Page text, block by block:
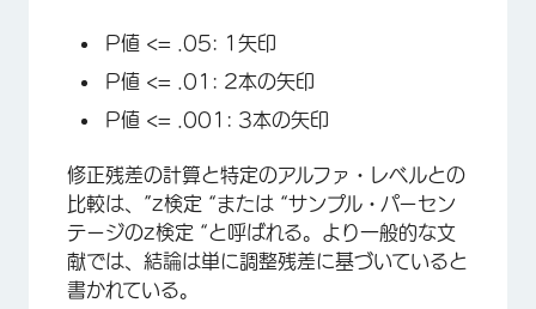
P値 <= .05: 1矢印
P値 <= .01: 2本の矢印
P値 <= .001: 3本の矢印
修正残差の計算と特定のアルファ・レベルとの
比較は、”z検定 “または “サンプル・パーセン
テージのz検定 “と呼ばれる。より一般的な文
献では、結論は単に調整残差に基づいていると
書かれている。